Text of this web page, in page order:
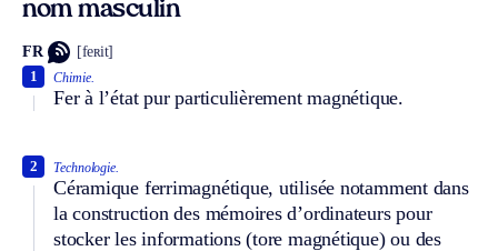
nom masculin
FR [feʀit]
Chimie.
Fer à l’état pur particulièrement magnétique.
1
Technologie.
Céramique ferrimagnétique, utilisée notamment dans
la construction des mémoires d’ordinateurs pour
stocker les informations (tore magnétique) ou des
2